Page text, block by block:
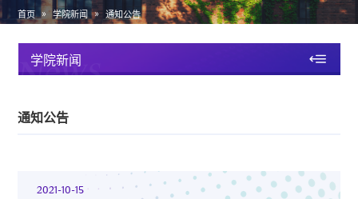
首页 » 学院新闻 » 通知公告
学院新闻
News
通知公告
2021-10-15